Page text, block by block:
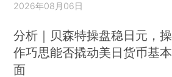
2026年08月06日
分析｜贝森特操盘稳日元，操
作巧思能否撬动美日货币基本
面